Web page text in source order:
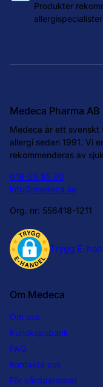
Produkter
Medeca Pharma AB
Medeca är ett svenskt
allergi sedan 1991. Vi
rekommenderas av
018-25 85 30
info@medeca.se
Org. nr: 556418-1211
Om Medeca
Om oss
Kunskapsbank
FAQ
Kontakta oss
För vårdpersonal